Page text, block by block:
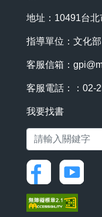
地址：10491台
指導單位：文化部
客服信箱：
客服電話：：02-
我要找書